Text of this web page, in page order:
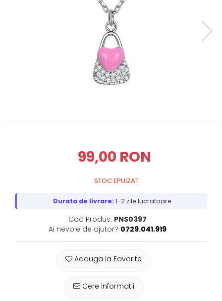
99,00 RON
STOC EPUIZAT
Durata de livrare: 1-2 zile lucratoare
Cod Produs: PNS0397
Ai nevoie de ajutor? 0729.041.919
Adauga la Favorite
Cere informatii